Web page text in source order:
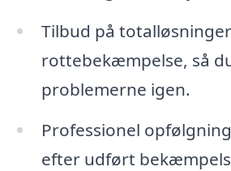
Tilbud på
rottebekæmpelse, så
problemerne igen.
Professionel
efter udført